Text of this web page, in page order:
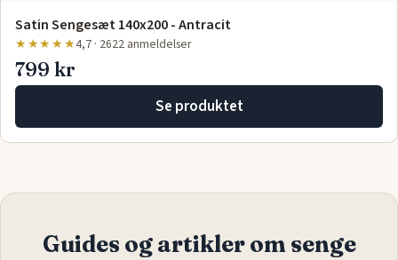
Satin Sengesæt 140x200 - Antracit
★★★★★4,7 · 2622 anmeldelser
799 kr
Se produktet
Guides og artikler om senge